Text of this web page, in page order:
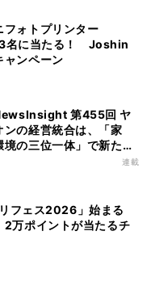
フォトプリンター
3名に当たる！ Joshin
ャンペーン
第455回 ヤ
ンの経営統合は、「家
境の三位一体」で新たな
連載
フェス2026」始まる
2万ポイントが当たるチ